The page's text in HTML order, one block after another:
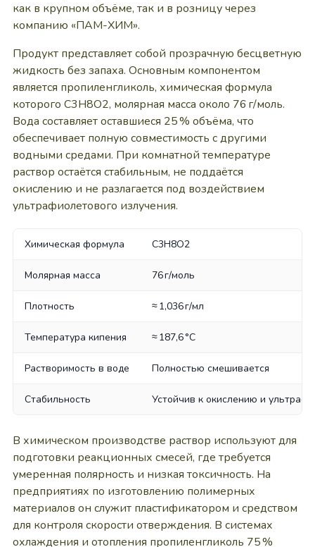
как в крупном объёме, так и в розницу через
компанию «ПАМ-ХИМ».
Продукт представляет собой прозрачную бесцветную
жидкость без запаха. Основным компонентом
является пропиленгликоль, химическая формула
которого C3H8O2, молярная масса около 76 г/моль.
Вода составляет оставшиеся 25 % объёма, что
обеспечивает полную совместимость с другими
водными средами. При комнатной температуре
раствор остаётся стабильным, не поддаётся
окислению и не разлагается под воздействием
ультрафиолетового излучения.
Химическая формула C3H8O2
Молярная масса 76 г/моль
Плотность ≈ 1,036 г/мл
Температура кипения ≈ 187,6 °C
Растворимость в воде Полностью смешивается
Стабильность Устойчив к окислению и
В химическом производстве раствор используют для
подготовки реакционных смесей, где требуется
умеренная полярность и низкая токсичность. На
предприятиях по изготовлению полимерных
материалов он служит пластификатором и средством
для контроля скорости отверждения. В системах
охлаждения и отопления пропиленгликоль 75 %